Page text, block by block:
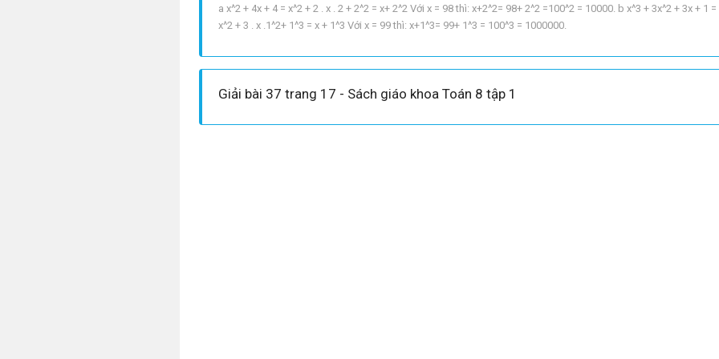
a x^2 + 4x + 4 = x^2 + 2 . x . 2 + 2^2 = x+ 2^2 Với x = 98 thì: x+2^2= 98+ 2^2 =100^2 = 10000. b x^3 + 3x^2 + 3x + 1 =
x^2 + 3 . x .1^2+ 1^3 = x + 1^3 Với x = 99 thì: x+1^3= 99+ 1^3 = 100^3 = 1000000.
Giải bài 37 trang 17 - Sách giáo khoa Toán 8 tập 1